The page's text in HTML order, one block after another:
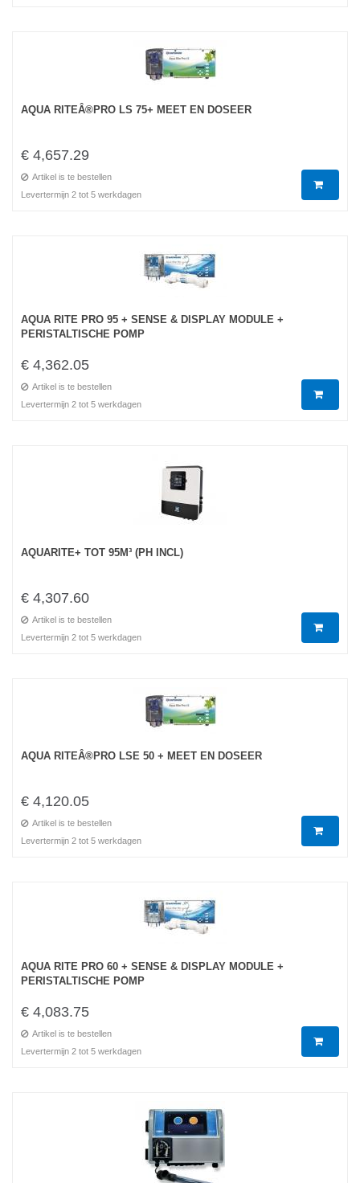
AQUA RITEÂ®PRO LS 75+ MEET EN DOSEER
€ 4,657.29
Artikel is te bestellen
Levertermijn 2 tot 5 werkdagen
AQUA RITE PRO 95 + SENSE & DISPLAY MODULE +
PERISTALTISCHE POMP
€ 4,362.05
Artikel is te bestellen
Levertermijn 2 tot 5 werkdagen
AQUARITE+ TOT 95M³ (PH INCL)
€ 4,307.60
Artikel is te bestellen
Levertermijn 2 tot 5 werkdagen
AQUA RITEÂ®PRO LSE 50 + MEET EN DOSEER
€ 4,120.05
Artikel is te bestellen
Levertermijn 2 tot 5 werkdagen
AQUA RITE PRO 60 + SENSE & DISPLAY MODULE +
PERISTALTISCHE POMP
€ 4,083.75
Artikel is te bestellen
Levertermijn 2 tot 5 werkdagen